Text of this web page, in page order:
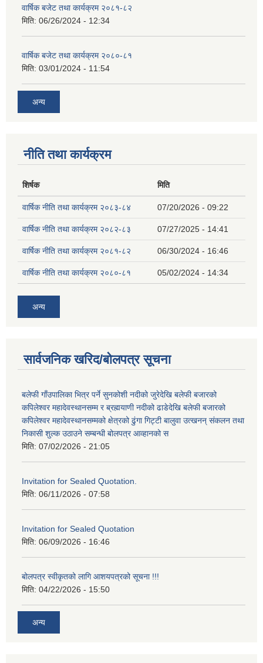
वार्षिक बजेट तथा कार्यक्रम २०८१-८२
मिति: 06/26/2024 - 12:34
वार्षिक बजेट तथा कार्यक्रम २०८०-८१
मिति: 03/01/2024 - 11:54
अन्य
नीति तथा कार्यक्रम
शिर्षक मिति
वार्षिक नीति तथा कार्यक्रम २०८३-८४ 07/20/2026 - 09:22
वार्षिक नीति तथा कार्यक्रम २०८२-८३ 07/27/2025 - 14:41
वार्षिक नीति तथा कार्यक्रम २०८१-८२ 06/30/2024 - 16:46
वार्षिक नीति तथा कार्यक्रम २०८०-८१ 05/02/2024 - 14:34
अन्य
सार्वजनिक खरिद/बोलपत्र सूचना
बलेफी गाँउपालिका भित्र पर्ने सुनकोशी नदीको जुरेदेखि बलेफी बजारको
कपिलेश्वर महादेवस्थानसम्म र ब्रह्मयाणी नदीको ढाडेदेखि बलेफी बजारको
कपिलेश्वर महादेवस्थानसम्मको क्षेत्रको ढुंगा गिट्टी बालुवा उत्खनन् संकलन तथा
निकासी शुल्क उठाउने सम्बन्धी बोलपत्र आव्हानको स
मिति: 07/02/2026 - 21:05
Invitation for Sealed Quotation.
मिति: 06/11/2026 - 07:58
Invitation for Sealed Quotation
मिति: 06/09/2026 - 16:46
बोलपत्र स्वीकृतको लागि आशयपत्रको सूचना !!!
मिति: 04/22/2026 - 15:50
अन्य